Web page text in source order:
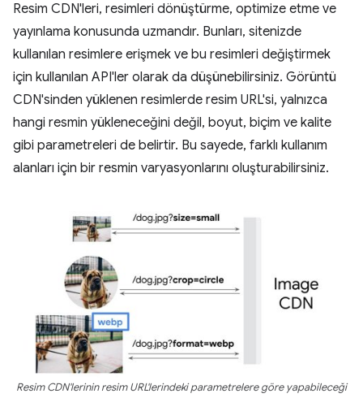
Resim CDN'leri, resimleri dönüştürme, optimize etme ve
yayınlama konusunda uzmandır. Bunları, sitenizde
kullanılan resimlere erişmek ve bu resimleri değiştirmek
için kullanılan API'ler olarak da düşünebilirsiniz. Görüntü
CDN'sinden yüklenen resimlerde resim URL'si, yalnızca
hangi resmin yükleneceğini değil, boyut, biçim ve kalite
gibi parametreleri de belirtir. Bu sayede, farklı kullanım
alanları için bir resmin varyasyonlarını oluşturabilirsiniz.
Resim CDN'lerinin resim URL'lerindeki parametrelere göre yapabileceği